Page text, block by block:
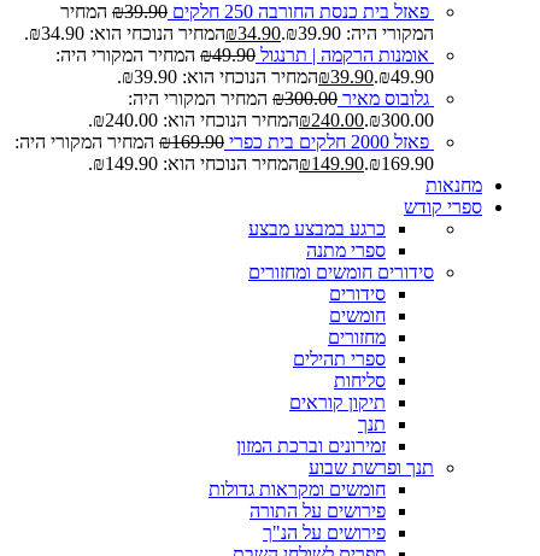
פאזל בית כנסת החורבה 250 חלקים ₪39.90
המחיר
המקורי היה: ₪39.90.
₪34.90
המחיר הנוכחי הוא: ₪34.90.
אומנות הרקמה | תרנגול
₪49.90
המחיר המקורי היה:
₪49.90.
₪39.90
המחיר הנוכחי הוא: ₪39.90.
גלובוס מאיר
₪300.00
המחיר המקורי היה:
₪300.00.
₪240.00
המחיר הנוכחי הוא: ₪240.00.
פאזל 2000 חלקים בית כפרי
₪169.90
המחיר המקורי היה:
₪169.90.
₪149.90
המחיר הנוכחי הוא: ₪149.90.
מחנאות
ספרי קודש
כרגע במבצע מבצע
ספרי מתנה
סידורים חומשים ומחזורים
סידורים
חומשים
מחזורים
ספרי תהילים
סליחות
תיקון קוראים
תנך
זמירונים וברכת המזון
תנך ופרשת שבוע
חומשים ומקראות גדולות
פירושים על התורה
פירושים על הנ"ך